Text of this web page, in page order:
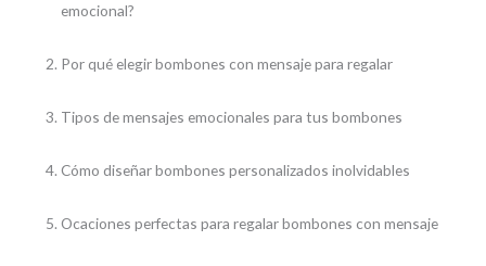
emocional?
Por qué elegir bombones con mensaje para regalar
Tipos de mensajes emocionales para tus bombones
Cómo diseñar bombones personalizados inolvidables
Ocaciones perfectas para regalar bombones con mensaje